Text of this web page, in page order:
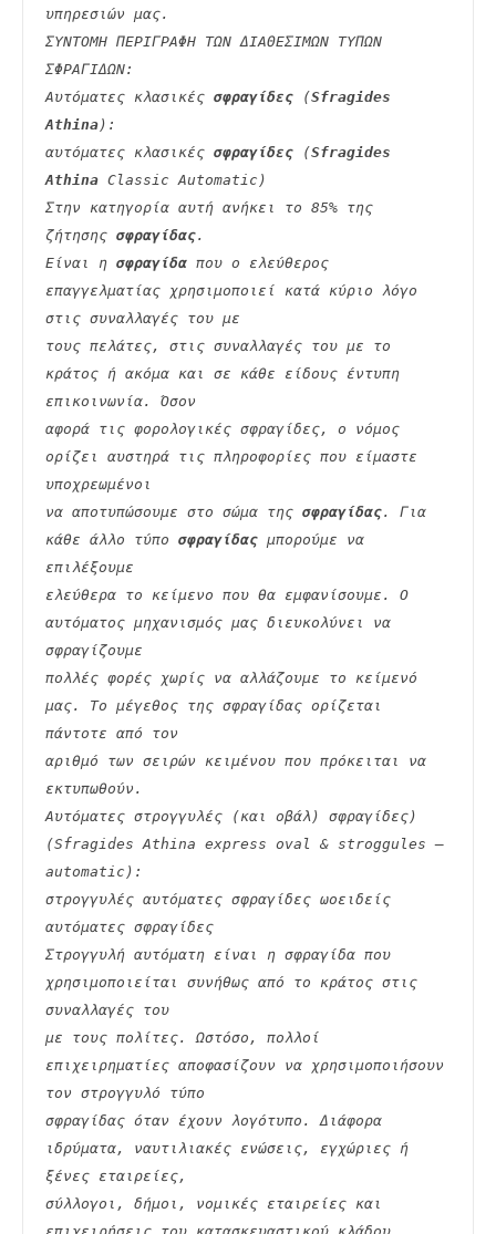
υπηρεσιών μας.
ΣΥΝΤΟΜΗ ΠΕΡΙΓΡΑΦΗ ΤΩΝ ΔΙΑΘΕΣΙΜΩΝ ΤΥΠΩΝ
ΣΦΡΑΓΙΔΩΝ:
Αυτόματες κλασικές σφραγίδες (Sfragides
Athina ):
αυτόματες κλασικές σφραγίδες (Sfragides
Athina Classic Automatic)
Στην κατηγορία αυτή ανήκει το 85% της
ζήτησης σφραγίδας.
Είναι η σφραγίδα που ο ελεύθερος
επαγγελματίας χρησιμοποιεί κατά κύριο λόγο
στις συναλλαγές του με
τους πελάτες, στις συναλλαγές του με το
κράτος ή ακόμα και σε κάθε είδους έντυπη
επικοινωνία. Όσον
αφορά τις φορολογικές σφραγίδες, ο νόμος
ορίζει αυστηρά τις πληροφορίες που είμαστε
υποχρεωμένοι
να αποτυπώσουμε στο σώμα της σφραγίδας. Για
κάθε άλλο τύπο σφραγίδας μπορούμε να
επιλέξουμε
ελεύθερα το κείμενο που θα εμφανίσουμε. Ο
αυτόματος μηχανισμός μας διευκολύνει να
σφραγίζουμε
πολλές φορές χωρίς να αλλάζουμε το κείμενό
μας. Το μέγεθος της σφραγίδας ορίζεται
πάντοτε από τον
αριθμό των σειρών κειμένου που πρόκειται να
εκτυπωθούν.
Αυτόματες στρογγυλές (και οβάλ) σφραγίδες)
(Sfragides Athina express oval & stroggules –
automatic):
στρογγυλές αυτόματες σφραγίδες ωοειδείς
αυτόματες σφραγίδες
Στρογγυλή αυτόματη είναι η σφραγίδα που
χρησιμοποιείται συνήθως από το κράτος στις
συναλλαγές του
με τους πολίτες. Ωστόσο, πολλοί
επιχειρηματίες αποφασίζουν να χρησιμοποιήσουν
τον στρογγυλό τύπο
σφραγίδας όταν έχουν λογότυπο. Διάφορα
ιδρύματα, ναυτιλιακές ενώσεις, εγχώριες ή
ξένες εταιρείες,
σύλλογοι, δήμοι, νομικές εταιρείες και